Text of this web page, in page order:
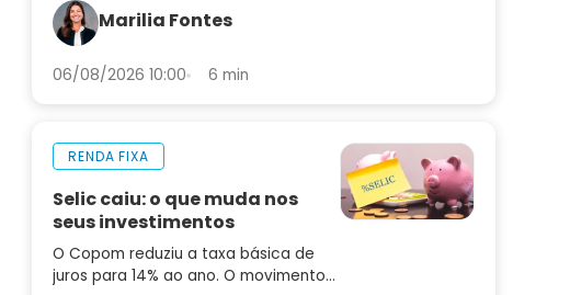
por que ainda não é hora de
aumentar risco
Marilia Fontes
06/08/2026 10:00 6 min
RENDA FIXA
Selic caiu: o que muda nos
seus investimentos
O Copom reduziu a taxa básica de
juros para 14% ao ano. O movimento